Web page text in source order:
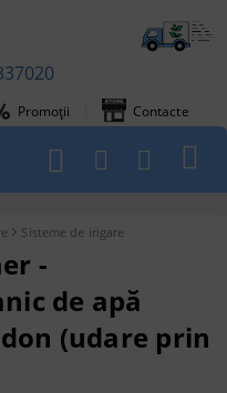
Promoții Contacte
Sisteme de irigare
-
de apă
(udare prin